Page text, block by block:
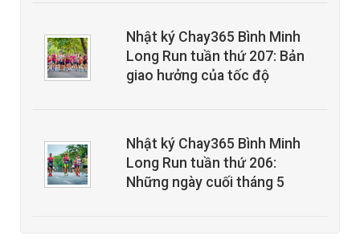
Nhật ký Chay365 Bình Minh
Long Run tuần thứ 207: Bản
giao hưởng của tốc độ
Nhật ký Chay365 Bình Minh
Long Run tuần thứ 206:
Những ngày cuối tháng 5